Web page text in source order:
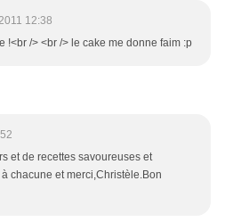
12:38
!<br /> <br /> le cake me donne faim :p
et de recettes savoureuses et
chacune et merci,Christèle.Bon